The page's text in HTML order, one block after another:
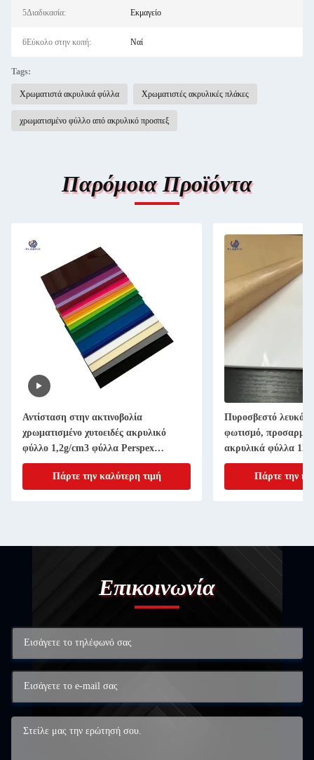
5Διαδικασία: Εκμαγείο
6Εύκολο στην κοπή: Ναί
Tags:
Χρωματιστά ακρυλικά φύλλα Χρωματιστές ακρυλικές πλάκες
χρωματισμένο φύλλο από ακρυλικό προσπεξ
Παρόμοια Προϊόντα
Αντίσταση στην ακτινοβολία
χρωματισμένο χυτοειδές ακρυλικό
φύλλο 1,2g/cm3 φύλλα Perspex
1600x3100mm
Πάρτε την καλύτερη τιμή
Πυροσβεστό λευκό
φωτισμό,
ακρυλικά φύλλα
Πάρτε την
Επικοινωνία